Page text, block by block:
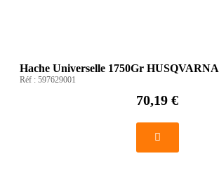
Hache Universelle 1750Gr HUSQVARNA
Réf : 597629001
70,19 €